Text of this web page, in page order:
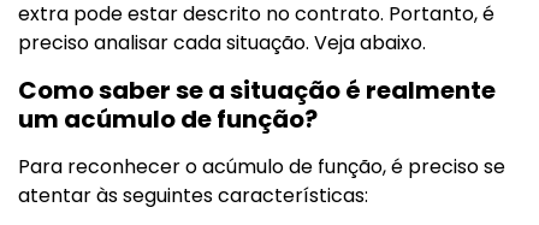
extra pode estar descrito no contrato. Portanto, é
preciso analisar cada situação. Veja abaixo.
Como saber se a situação é realmente
um acúmulo de função?
Para reconhecer o acúmulo de função, é preciso se
atentar às seguintes características: